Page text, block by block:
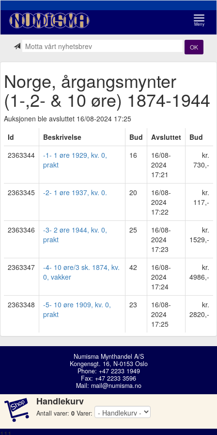
Meny
OK
Norge, årgangsmynter
(1-,2- & 10 øre) 1874-1944
Auksjonen ble avsluttet 16/08-2024 17:25
Id
Beskrivelse Bud Avsluttet
Bud
2363344
-1- 1 øre 1929, kv. 0,
prakt
16
16/08-
2024
17:21
kr.
730,-
2363345 -2- 1 øre 1937, kv. 0. 20
16/08-
2024
17:22
kr.
117,-
2363346
-3- 2 øre 1944, kv. 0,
prakt
25
16/08-
2024
17:23
kr.
1529,-
2363347
-4- 10 øre/3 sk. 1874, kv.
0, vakker
42
16/08-
2024
17:24
kr.
4986,-
2363348
-5- 10 øre 1909, kv. 0,
prakt
23
16/08-
2024
17:25
kr.
2820,-
Numisma Mynthandel A/S
Kongensgt. 16, N-0153 Oslo
Phone: +47 2233 1949
Fax: +47 2233 3596
Mail: mail@numisma.no
Handlekurv
Antall varer: 0 Varer: